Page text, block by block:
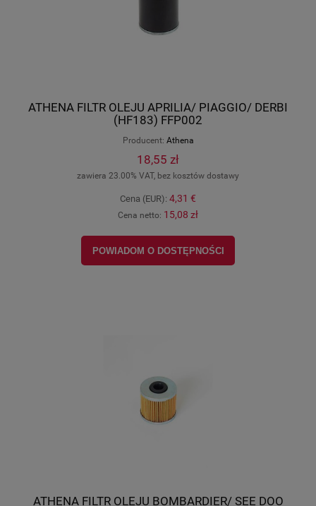
ATHENA FILTR OLEJU APRILIA/ PIAGGIO/ DERBI
(HF183) FFP002
Producent: Athena
18,55 zł
zawiera 23.00% VAT, bez kosztów dostawy
Cena (EUR): 4,31 €
Cena netto: 15,08 zł
POWIADOM O DOSTĘPNOŚCI
ATHENA FILTR OLEJU BOMBARDIER/ SEE DOO